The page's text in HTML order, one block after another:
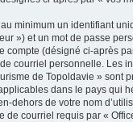
minimum un identifiant
») et un mot de passe
compte (désigné ci-après
courriel personnelle. Les
de Topoldavie » sont
dans le pays qui
dehors de votre nom
de courriel requis par «